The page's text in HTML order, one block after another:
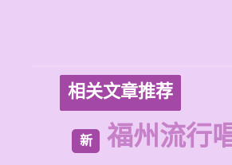
相关文章推荐
新 福州流行